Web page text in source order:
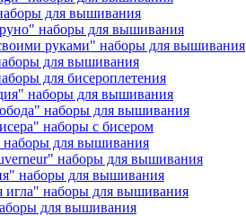
для вышивания
наборы для вышивания
руками" наборы для вышивания
для вышивания
для бисероплетения
наборы для вышивания
наборы для вышивания
наборы с бисером
для вышивания
наборы для вышивания
наборы для вышивания
игла" наборы для вышивания
для вышивания